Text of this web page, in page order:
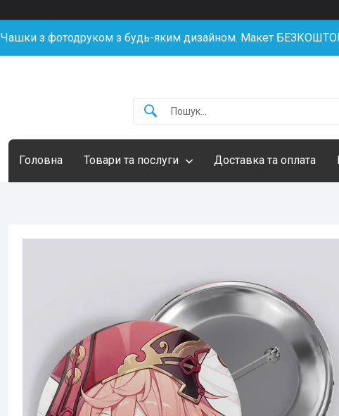
Чашки з фотодруком з будь-яким дизайном. Макет
Головна Товари та послуги Доставка та оплата